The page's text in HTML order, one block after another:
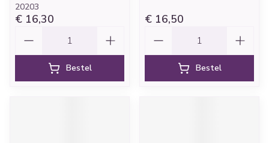
20203
€ 16,30
Bestel
€ 16,50
Bestel